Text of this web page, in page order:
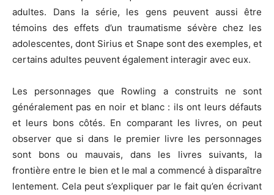
adultes. Dans la série, les gens peuvent aussi être
témoins des effets d’un traumatisme sévère chez les
adolescentes, dont Sirius et Snape sont des exemples, et
certains adultes peuvent également interagir avec eux.
Les personnages que Rowling a construits ne sont
généralement pas en noir et blanc : ils ont leurs défauts
et leurs bons côtés. En comparant les livres, on peut
observer que si dans le premier livre les personnages
sont bons ou mauvais, dans les livres suivants, la
frontière entre le bien et le mal a commencé à disparaître
lentement. Cela peut s’expliquer par le fait qu’en écrivant